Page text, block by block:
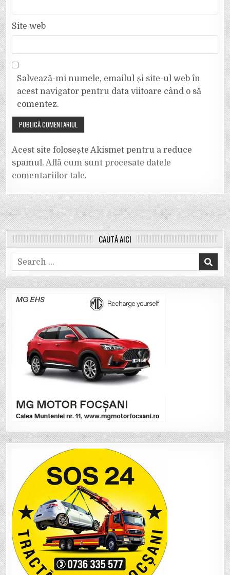
Site web
Salvează-mi numele, emailul și site-ul web în
acest navigator pentru data viitoare când o să
comentez.
Acest site folosește Akismet pentru a reduce
spamul.Află cum sunt procesate datele
comentariilor tale.
CAUTĂ AICI
Search
for: